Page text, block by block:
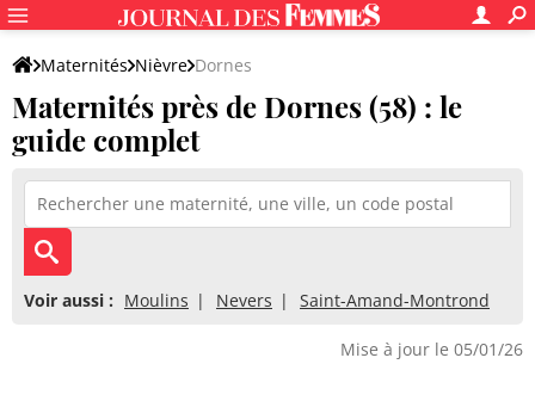
Maternités Nièvre Dornes
Maternités près de Dornes (58) : le
guide complet
Voir aussi : Moulins Nevers Saint-Amand-Montrond
Mise à jour le 05/01/26